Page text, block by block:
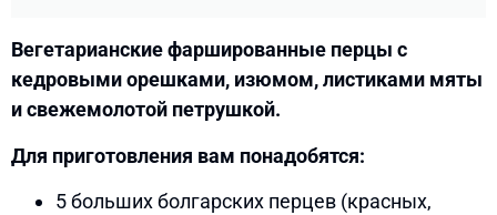
Вегетарианские фаршированные перцы с
кедровыми орешками, изюмом, листиками мяты
и свежемолотой петрушкой.
Для приготовления вам понадобятся:
5 больших болгарских перцев (красных,